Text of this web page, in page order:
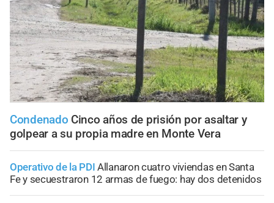
Condenado Cinco años de prisión por asaltar y
golpear a su propia madre en Monte Vera
Operativo de la PDI Allanaron cuatro viviendas en Santa
Fe y secuestraron 12 armas de fuego: hay dos detenidos